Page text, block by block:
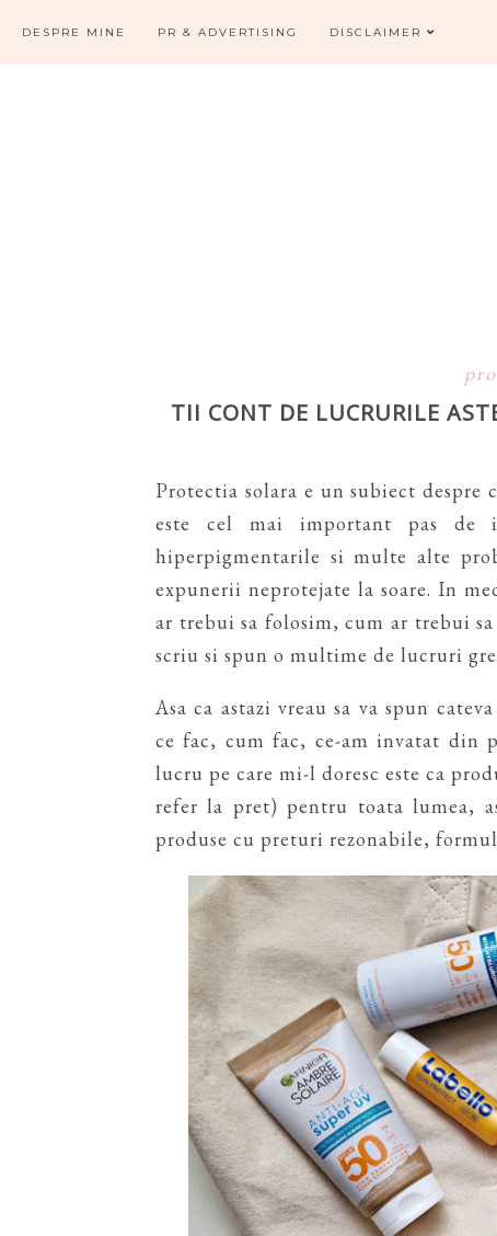
DESPRE MINE PR & ADVERTISING DISCLAIMER
TII CONT DE LUCRURILE
Protectia solara e un subiect despre
este cel mai important pas de
hiperpigmentarile si multe alte
expunerii neprotejate la soare. In
ar trebui sa folosim, cum ar trebui
scriu si spun o multime de lucruri
Asa ca astazi vreau sa va spun
ce fac, cum fac, ce-am invatat din
lucru pe care mi-l doresc este ca
refer la pret) pentru toata lumea,
produse cu preturi rezonabile,